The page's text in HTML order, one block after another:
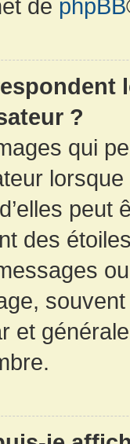
de phpBB
?
qui
des
et